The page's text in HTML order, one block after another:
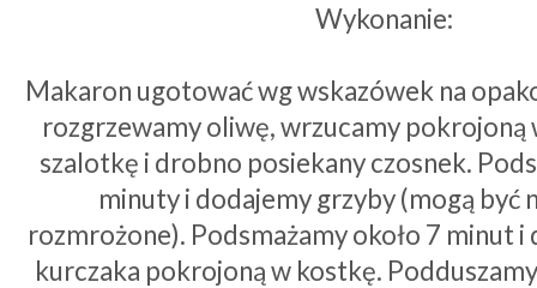
Wykonanie:
Makaron ugotować wg wskazówek na
rozgrzewamy oliwę, wrzucamy pokrojoną
szalotkę i drobno posiekany czosnek.
minuty i dodajemy grzyby (mogą być
rozmrożone). Podsmażamy około 7 minut i
kurczaka pokrojoną w kostkę.